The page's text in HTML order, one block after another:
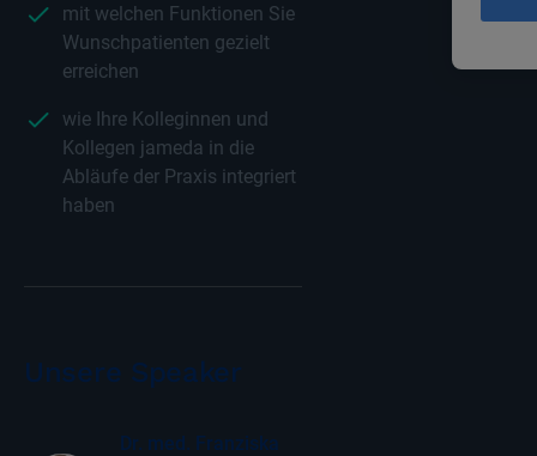
mit welchen Funktionen Sie
Wunschpatienten gezielt
erreichen
wie Ihre Kolleginnen und
Kollegen jameda in die
Abläufe der Praxis integriert
haben
Unsere Speaker
Dr. med. Franziska